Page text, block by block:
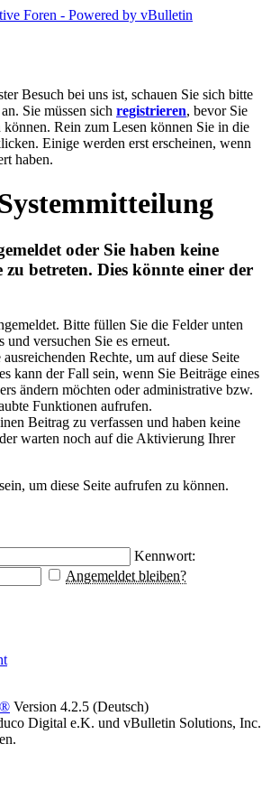
Besuch bei uns ist, schauen Sie sich bitte
an. Sie müssen sich registrieren, bevor Sie
können. Rein zum Lesen können Sie in die
Einige werden erst erscheinen, wenn
haben.
oder Sie haben keine
zu betreten. Dies könnte einer der
Bitte füllen Sie die Felder unten
und versuchen Sie es erneut.
ausreichenden Rechte, um auf diese Seite
kann der Fall sein, wenn Sie Beiträge eines
ändern möchten oder administrative bzw.
Funktionen aufrufen.
Beitrag zu verfassen und haben keine
warten noch auf die Aktivierung Ihrer
sein, um diese Seite aufrufen zu können.
Kennwort:
Angemeldet bleiben?
Version 4.2.5 (Deutsch)
Digital e.K. und vBulletin Solutions, Inc.